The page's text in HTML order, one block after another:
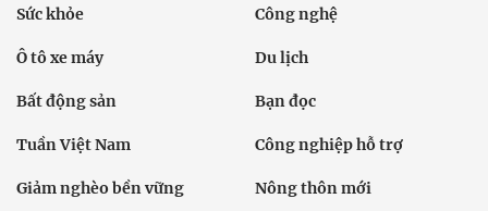
Sức khỏe Công nghệ
Ô tô xe máy Du lịch
Bất động sản Bạn đọc
Tuần Việt Nam Công nghiệp hỗ trợ
Giảm nghèo bền vững Nông thôn mới